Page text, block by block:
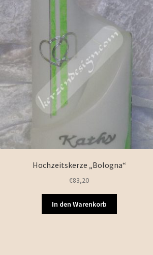
Hochzeitskerze „Bologna“
€83,20
In den Warenkorb